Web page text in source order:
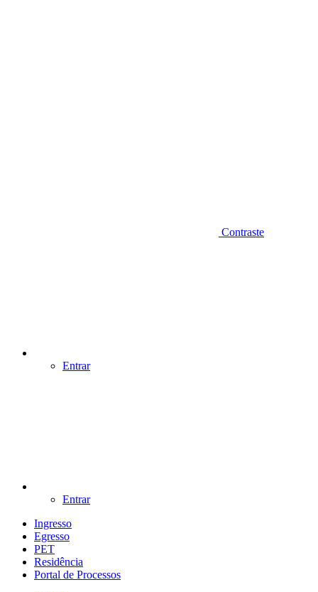
Contraste
Entrar
Entrar
Ingresso
Egresso
PET
Residência
Portal de Processos